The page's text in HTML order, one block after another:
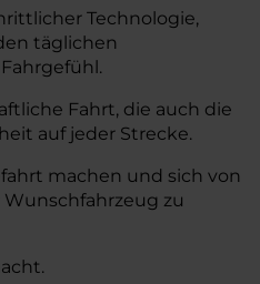
Technologie,
täglichen
Fahrt, die auch die
auf jeder Strecke.
machen und sich von
zu